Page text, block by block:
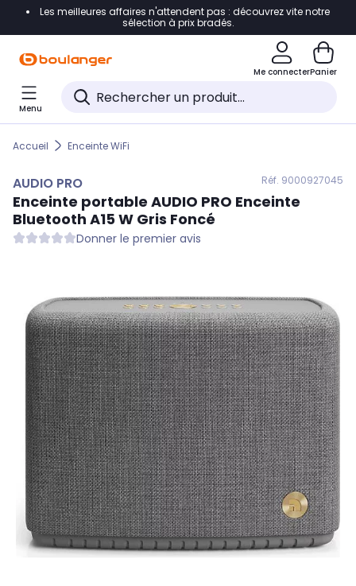
Accéder directement à la navigation
Accéder directement au pied de page
Accéder directement au chatbot
Les meilleures affaires n'attendent pas : découvrez vite notre
sélection à prix bradés.
Me connecterPanier
Menu
Accueil Enceinte WiFi
AUDIO PRO Réf. 9000927045
Enceinte portable AUDIO PRO Enceinte
Bluetooth A15 W Gris Foncé
Donner le premier avis